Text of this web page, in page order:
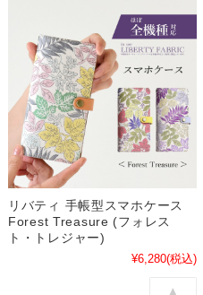
リバティ 手帳型スマホケース
Forest Treasure (フォレス
ト・トレジャー)
¥6,280(税込)